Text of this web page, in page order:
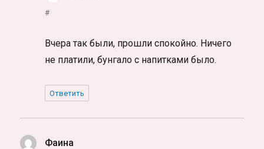
#
Вчера так были, прошли спокойно. Ничего
не платили, бунгало с напитками было.
Ответить
Фаина